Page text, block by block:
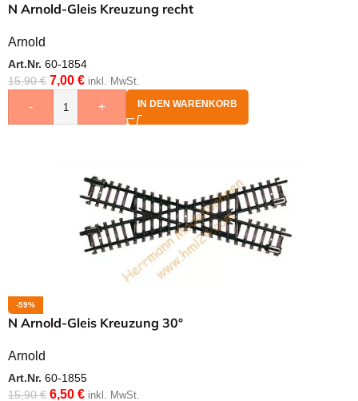
N Arnold-Gleis Kreuzung recht
Arnold
Art.Nr. 60-1854
15,90€ 7,00 € inkl. MwSt.
- + IN DEN WARENKORB
-59%
N Arnold-Gleis Kreuzung 30°
Arnold
Art.Nr. 60-1855
15,90€ 6,50 € inkl. MwSt.